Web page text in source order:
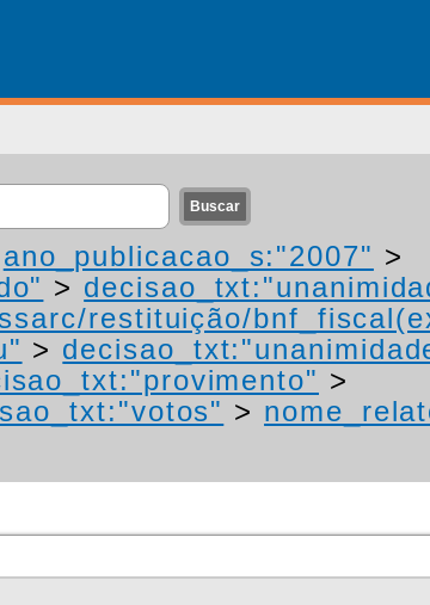
ano_publicacao_s:"2007" >
>
restituição/
>
>
>